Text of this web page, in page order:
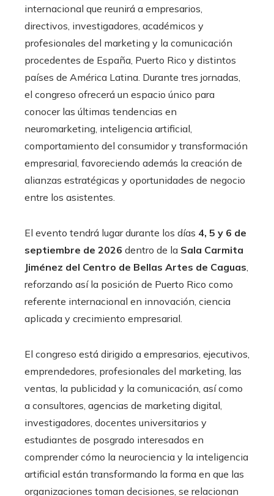
internacional que reunirá a empresarios,
directivos, investigadores, académicos y
profesionales del marketing y la comunicación
procedentes de España, Puerto Rico y distintos
países de América Latina. Durante tres jornadas,
el congreso ofrecerá un espacio único para
conocer las últimas tendencias en
neuromarketing, inteligencia artificial,
comportamiento del consumidor y transformación
empresarial, favoreciendo además la creación de
alianzas estratégicas y oportunidades de negocio
entre los asistentes.
El evento tendrá lugar durante los días 4, 5 y 6 de
septiembre de 2026 dentro de la Sala Carmita
Jiménez del Centro de Bellas Artes de Caguas
reforzando así la posición de Puerto Rico como
referente internacional en innovación, ciencia
aplicada y crecimiento empresarial.
El congreso está dirigido a empresarios, ejecutivos,
emprendedores, profesionales del marketing, las
ventas, la publicidad y la comunicación, así como
a consultores, agencias de marketing digital,
investigadores, docentes universitarios y
estudiantes de posgrado interesados en
comprender cómo la neurociencia y la inteligencia
artificial están transformando la forma en que las
organizaciones toman decisiones, se relacionan